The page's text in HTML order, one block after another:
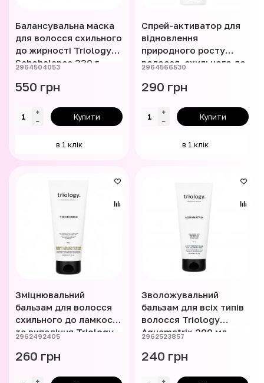
Балансувальна маска
для волосся схильного
до жирності Triology
Sebobalance 330 г
2964504053
550 грн
Купити
в 1 клік
Cпрей-активатор для
відновлення
природного росту
волосся, схильного до
Trichomax 80 мл
2964566530
290 грн
Купити
в 1 клік
Зміцнювальний
бальзам для волосся
схильного до ламкості
та випадіння Triology
2962492405
260 грн
Зволожувальний
бальзам для всіх типів
волосся Triology
Aquamatrix 200 мл
2962523857
240 грн